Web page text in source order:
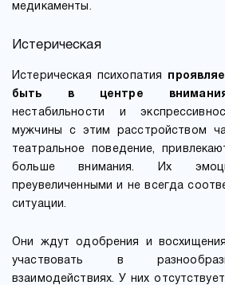
медикаменты.
Истерическая
Истерическая психопатия
быть в центре
нестабильности и
мужчины с этим расстройством
театральное поведение,
больше внимания. Их
преувеличенными и не всегда
ситуации.
Они ждут одобрения и
участвовать в
взаимодействиях. У них